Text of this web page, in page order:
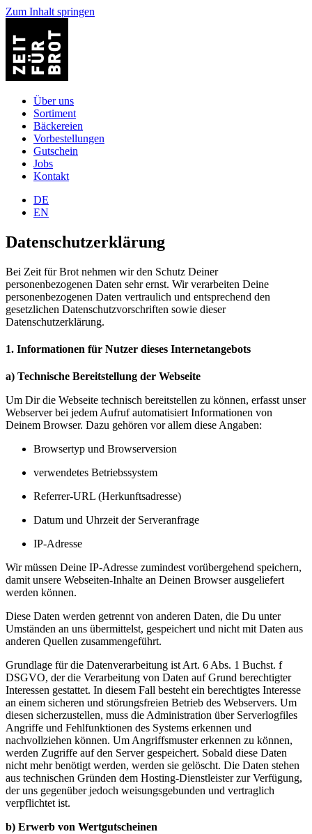
Zum Inhalt springen
Über uns
Sortiment
Bäckereien
Vorbestellungen
Gutschein
Jobs
Kontakt
DE
EN
Datenschutzerklärung
Bei Zeit für Brot nehmen wir den Schutz Deiner
personenbezogenen Daten sehr ernst. Wir verarbeiten Deine
personenbezogenen Daten vertraulich und entsprechend den
gesetzlichen Datenschutzvorschriften sowie dieser
Datenschutzerklärung.
1. Informationen für Nutzer dieses Internetangebots
a) Technische Bereitstellung der Webseite
Um Dir die Webseite technisch bereitstellen zu können, erfasst unser
Webserver bei jedem Aufruf automatisiert Informationen von
Deinem Browser. Dazu gehören vor allem diese Angaben:
Browsertyp und Browserversion
verwendetes Betriebssystem
Referrer-URL (Herkunftsadresse)
Datum und Uhrzeit der Serveranfrage
IP-Adresse
Wir müssen Deine IP-Adresse zumindest vorübergehend speichern,
damit unsere Webseiten-Inhalte an Deinen Browser ausgeliefert
werden können.
Diese Daten werden getrennt von anderen Daten, die Du unter
Umständen an uns übermittelst, gespeichert und nicht mit Daten aus
anderen Quellen zusammengeführt.
Grundlage für die Datenverarbeitung ist Art. 6 Abs. 1 Buchst. f
DSGVO, der die Verarbeitung von Daten auf Grund berechtigter
Interessen gestattet. In diesem Fall besteht ein berechtigtes Interesse
an einem sicheren und störungsfreien Betrieb des Webservers. Um
diesen sicherzustellen, muss die Administration über Serverlogfiles
Angriffe und Fehlfunktionen des Systems erkennen und
nachvollziehen können. Um Angriffsmuster erkennen zu können,
werden Zugriffe auf den Server gespeichert. Sobald diese Daten
nicht mehr benötigt werden, werden sie gelöscht. Die Daten stehen
aus technischen Gründen dem Hosting-Dienstleister zur Verfügung,
der uns gegenüber jedoch weisungsgebunden und vertraglich
verpflichtet ist.
b) Erwerb von Wertgutscheinen